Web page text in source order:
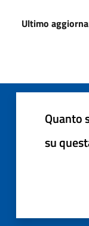
Ultimo
Quanto
su